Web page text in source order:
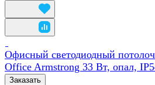
Офисный светодиодный
Office Armstrong 33 Вт, опал,
Заказать